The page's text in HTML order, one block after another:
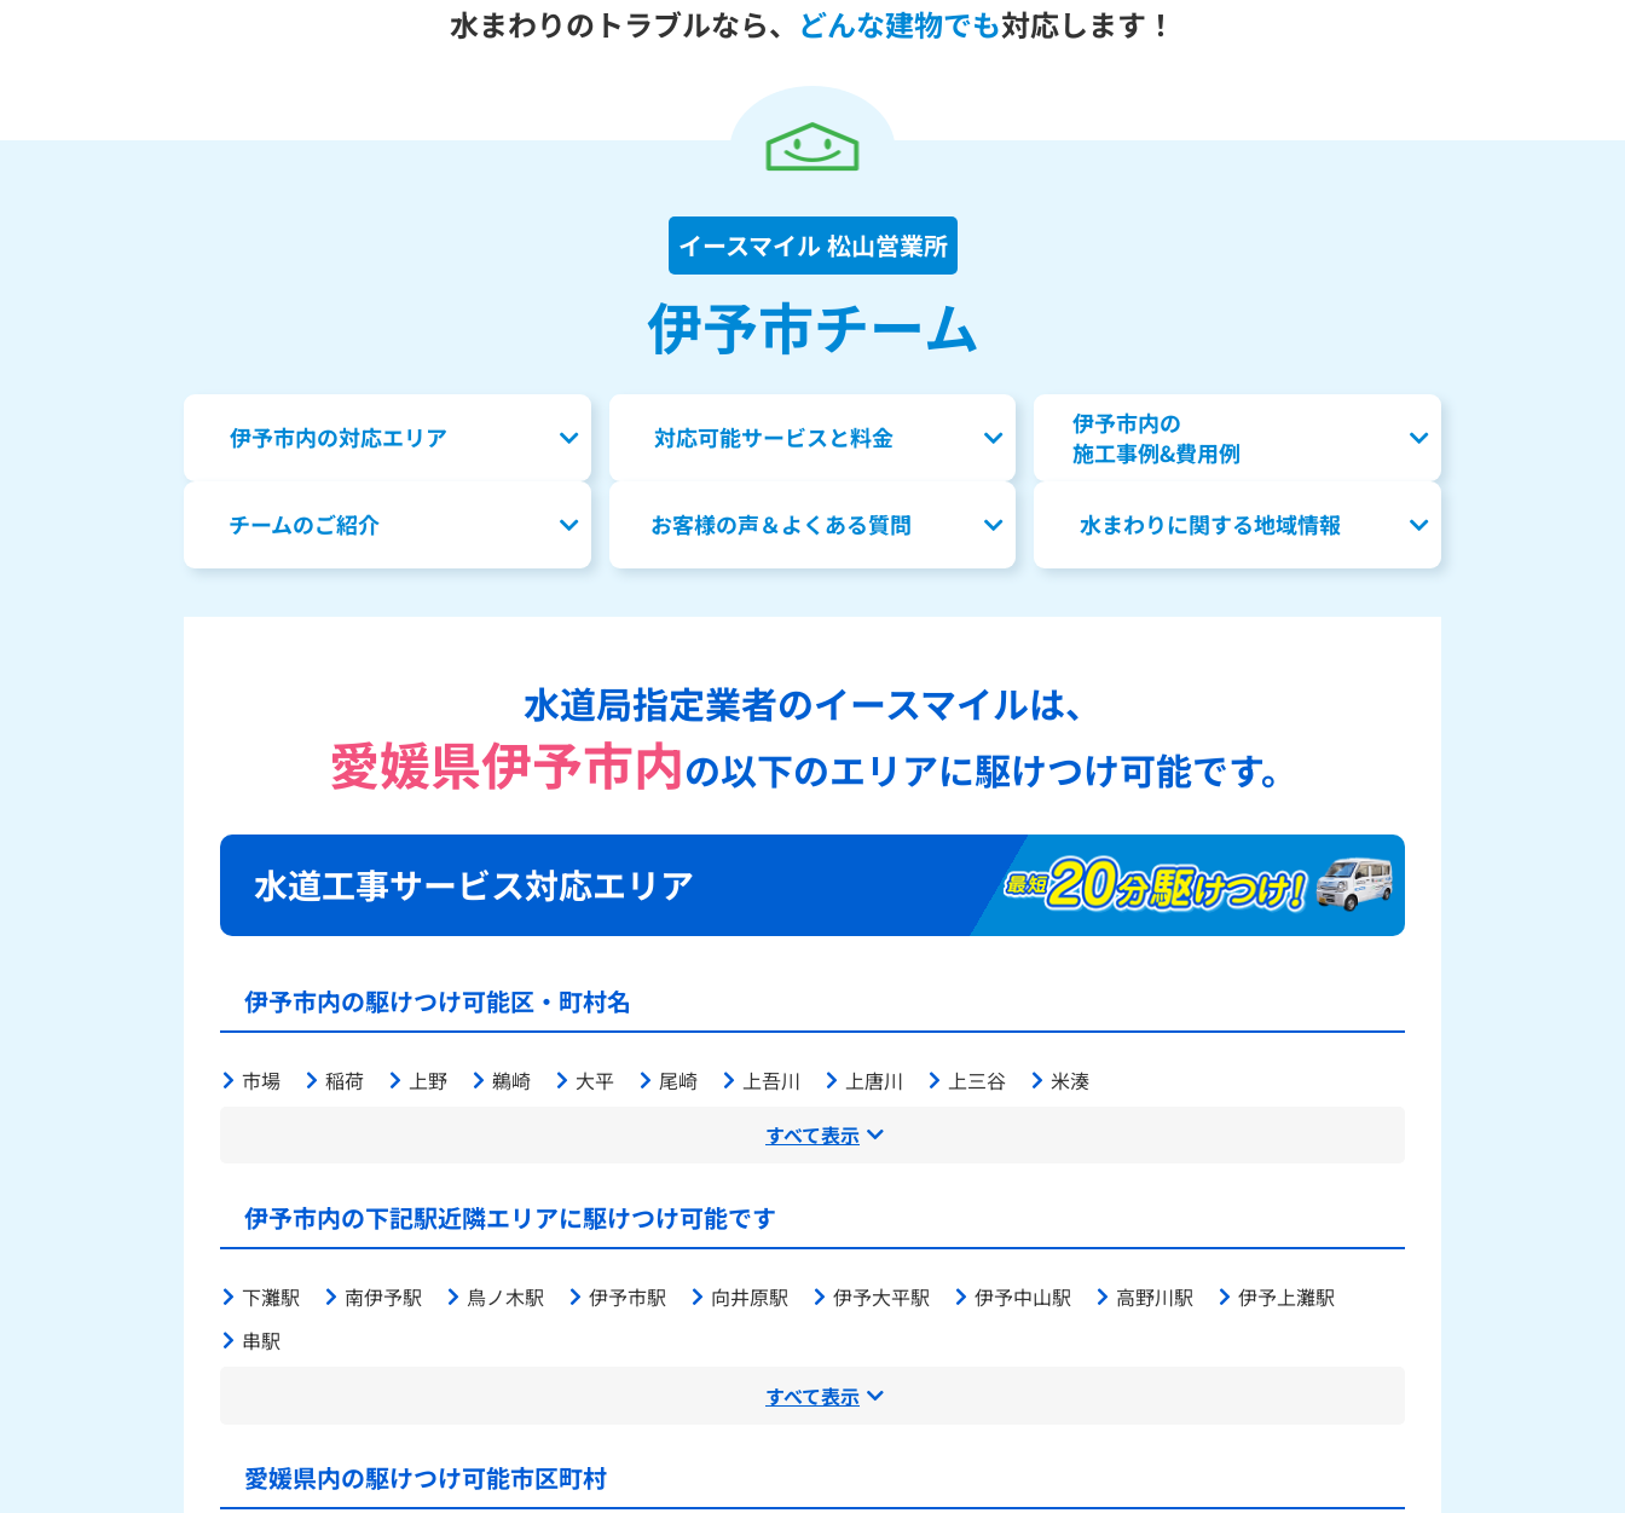
水まわりのトラブルなら、 どんな建物でも対応します！
イースマイル 松山営業所
伊予市チーム
伊予市内の対応エリア 対応可能サービスと料金
伊予市内の
施工事例&費用例
チームのご紹介 お客様の声＆よくある質問 水まわりに関する地域情報
水道局指定業者のイースマイルは、
愛媛県伊予市内の以下のエリアに駆けつけ可能です。
水道工事サービス対応エリア
伊予市内の駆けつけ可能区・町村名
市場 稲荷 上野 鵜崎 大平 尾崎 上吾川 上唐川 上三谷
米湊
すべて表示
伊予市内の下記駅近隣エリアに駆けつけ可能です
下灘駅 南伊予駅 鳥ノ木駅 伊予市駅 向井原駅 伊予大平駅 伊予中山駅 高野川駅
伊予上灘駅
串駅
すべて表示
愛媛県内の駆けつけ可能市区町村